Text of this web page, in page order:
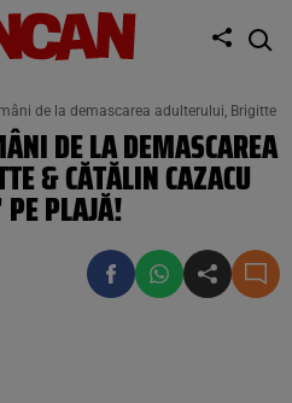
de la demascarea adulterului, Brigitte
DE LA DEMASCAREA
& CĂTĂLIN CAZACU
PLAJĂ!